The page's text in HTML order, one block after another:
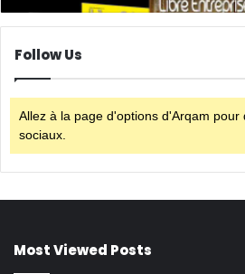
Follow Us
Allez à la page d'options d'Arqam pour
sociaux.
Most Viewed Posts